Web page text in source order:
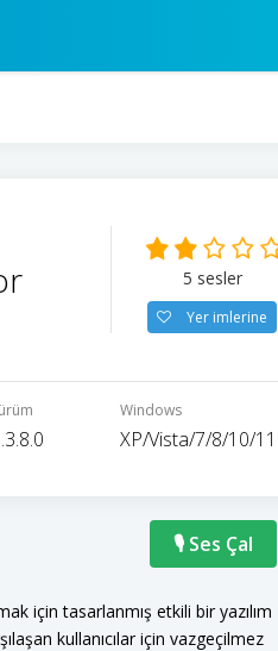
5 sesler
Yer imlerine
Windows
XP/Vista/7/8/10/11
🎙 Ses Çal
için tasarlanmış etkili bir yazılım
kullanıcılar için vazgeçilmez